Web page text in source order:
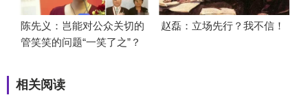
陈先义：岂能对公众关切的
管笑笑的问题“一笑了之”？
赵磊：立场先行？我不信！
相关阅读